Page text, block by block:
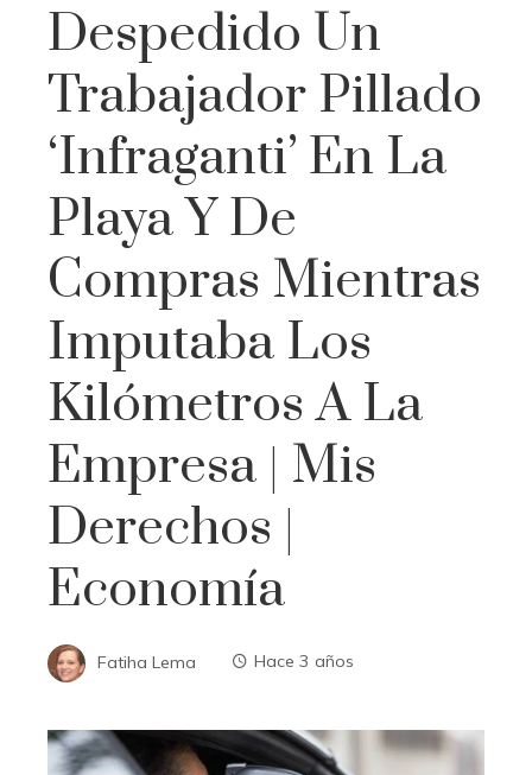
Despedido Un
Trabajador Pillado
‘infraganti’ En La
Playa Y De
Compras Mientras
Imputaba Los
Kilómetros A La
Empresa | Mis
Derechos |
Economía
Fatiha Lema Hace 3 años